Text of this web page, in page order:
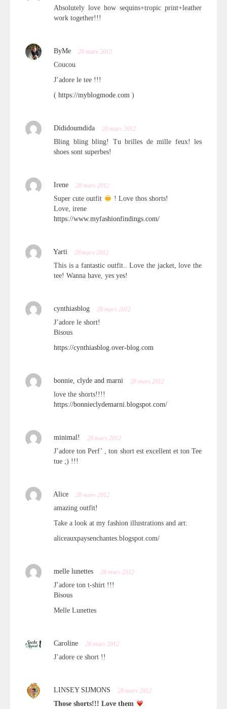
Absolutely love how sequins+tropic print+leather
work together!!!
ByMe 28 mars 2012
Coucou
J’adore le tee !!!
( https://myblogmode.com )
Dididoumdida 28 mars 2012
Bling bling bling! Tu brilles de mille feux! les
shoes sont superbes!
Irene 28 mars 2012
Super cute outfit
! Love thos shorts!
Love, irene
https://www.myfashionfindings.com/
Yarti 28 mars 2012
This is a fantastic outfit.. Love the jacket, love the
tee! Wanna have, yes yes!
cynthiasblog 28 mars 2012
J’adore le short!
Bisous
https://cynthiasblog.over-blog.com
bonnie, clyde and marni 28 mars 2012
love the shorts!!!!
https://bonnieclydemarni.blogspot.com/
minimal! 28 mars 2012
J’adore ton Perf’ , ton short est excellent et ton Tee
tue ;) !!!
Alice 28 mars 2012
amazing outfit!
Take a look at my fashion illustrations and art:
aliceauxpaysenchantes.blogspot.com/
melle lunettes 28 mars 2012
J’adore ton t-shirt !!!
Bisous
Melle Lunettes
Caroline 28 mars 2012
J’adore ce short !!
LINSEY SIJMONS 28 mars 2012
Those shorts!!! Love them